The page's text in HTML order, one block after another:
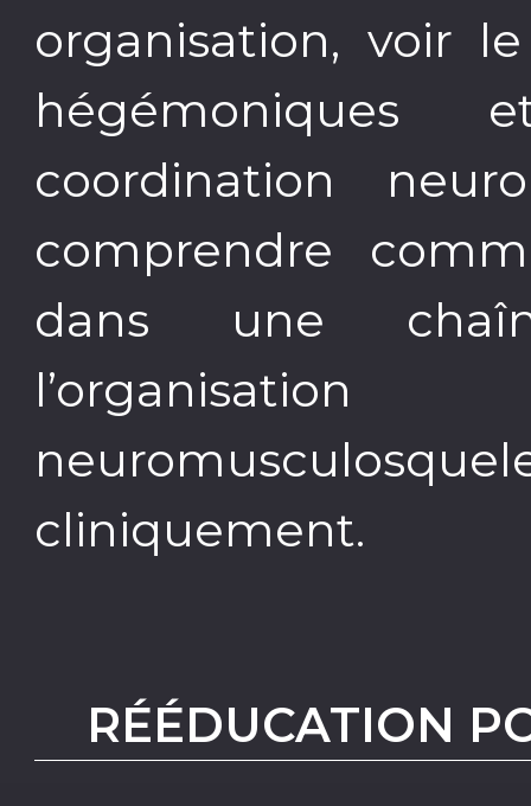
organisation, voir
coordination
comprendre
dans une
cliniquement.
RÉÉDUCATION